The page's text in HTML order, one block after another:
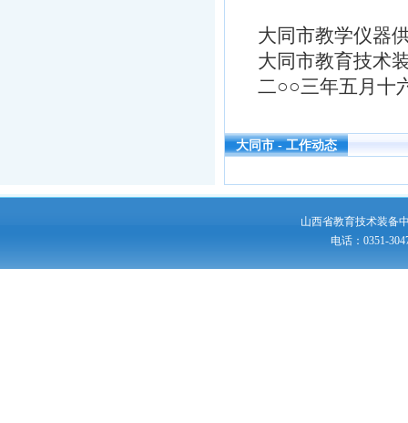
大同市教学仪器
大同市教育技术
二○○三年五月十
大同市 - 工作动态
山西省教育技术装备
电话：0351-